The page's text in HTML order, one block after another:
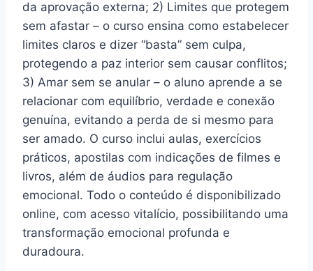
da aprovação externa; 2) Limites que protegem
sem afastar – o curso ensina como estabelecer
limites claros e dizer “basta” sem culpa,
protegendo a paz interior sem causar conflitos;
3) Amar sem se anular – o aluno aprende a se
relacionar com equilíbrio, verdade e conexão
genuína, evitando a perda de si mesmo para
ser amado. O curso inclui aulas, exercícios
práticos, apostilas com indicações de filmes e
livros, além de áudios para regulação
emocional. Todo o conteúdo é disponibilizado
online, com acesso vitalício, possibilitando uma
transformação emocional profunda e
duradoura.